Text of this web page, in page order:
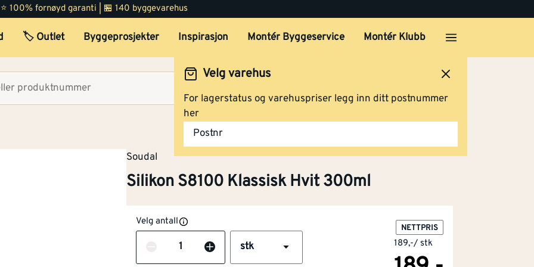
100% fornøyd garanti | 🏪 140 byggevarehus
🏷️ Outlet Byggeprosjekter Inspirasjon Montér Byggeservice Montér Klubb
Velg varehus
For lagerstatus og varehuspriser legg inn ditt postnummer
her
Postnr
Soudal
Silikon S8100 Klassisk Hvit 300ml
Velg antall
Antall stk
NETTPRIS
189,-/ stk